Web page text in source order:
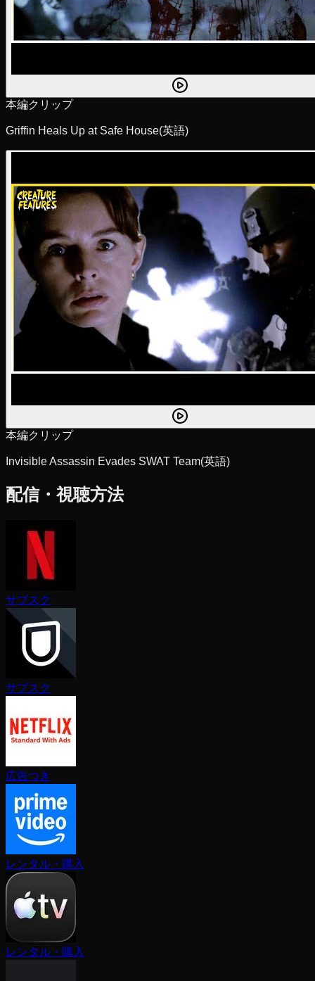
本編クリップ
Griffin Heals Up at Safe House(英語)
本編クリップ
Invisible Assassin Evades SWAT Team(英語)
配信・視聴方法
サブスク
サブスク
広告つき
レンタル・購入
レンタル・購入